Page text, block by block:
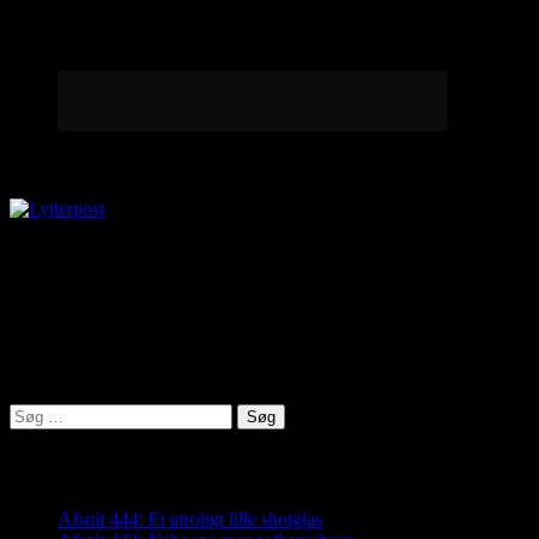
Søg
efter:
Afsnit 444: Et utroligt lille shotglas